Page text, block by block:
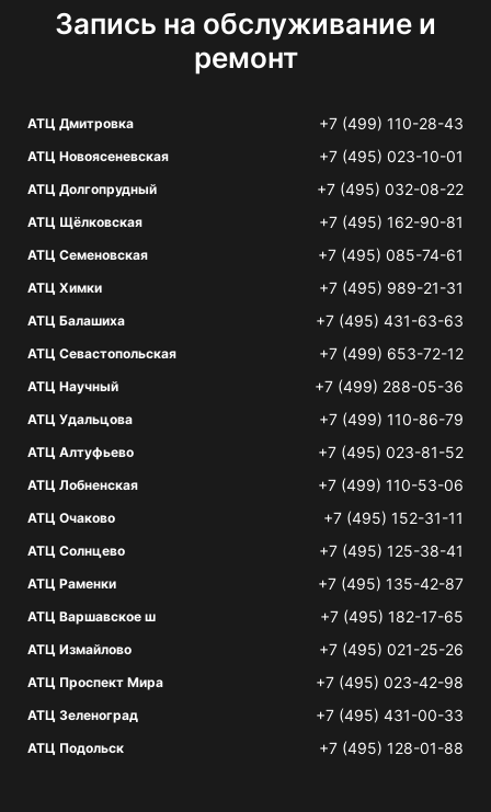
Запись на обслуживание и
ремонт
АТЦ Дмитровка +7 (499) 110-28-43
АТЦ Новоясеневская +7 (495) 023-10-01
АТЦ Долгопрудный +7 (495) 032-08-22
АТЦ Щёлковская +7 (495) 162-90-81
АТЦ Семеновская +7 (495) 085-74-61
АТЦ Химки +7 (495) 989-21-31
АТЦ Балашиха +7 (495) 431-63-63
АТЦ Севастопольская +7 (499) 653-72-12
АТЦ Научный +7 (499) 288-05-36
АТЦ Удальцова +7 (499) 110-86-79
АТЦ Алтуфьево +7 (495) 023-81-52
АТЦ Лобненская +7 (499) 110-53-06
АТЦ Очаково +7 (495) 152-31-11
АТЦ Солнцево +7 (495) 125-38-41
АТЦ Раменки +7 (495) 135-42-87
АТЦ Варшавское ш +7 (495) 182-17-65
АТЦ Измайлово +7 (495) 021-25-26
АТЦ Проспект Мира +7 (495) 023-42-98
АТЦ Зеленоград +7 (495) 431-00-33
АТЦ Подольск +7 (495) 128-01-88